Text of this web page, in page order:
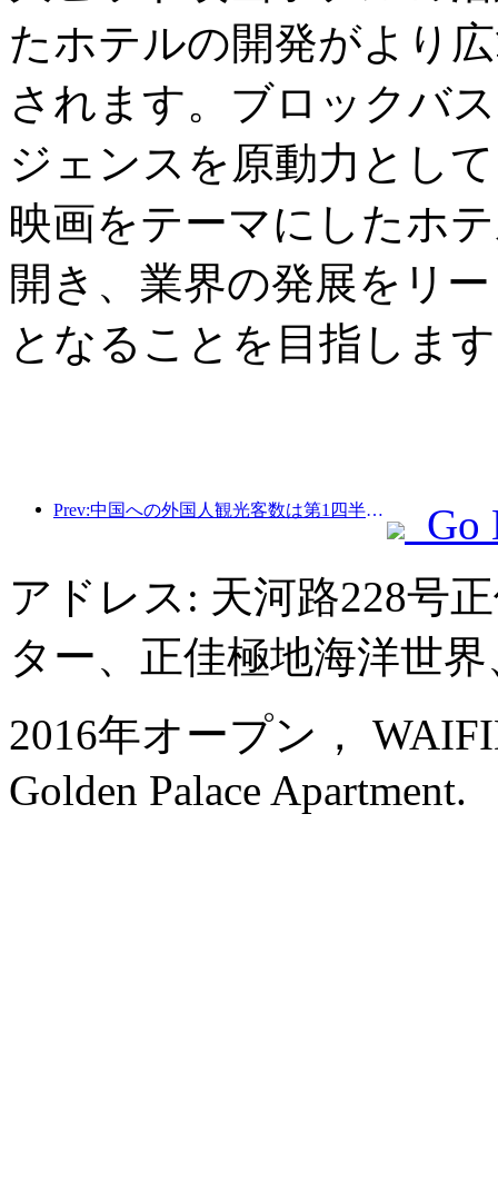
たホテルの開発がより
されます。ブロックバ
ジェンスを原動力とし
映画をテーマにしたホ
開き、業界の発展をリ
となることを目指しま
Prev:中国への外国人観光客数は第1四半期に40％増加した。
Go
アドレス: 天河路228号
ター、正佳極地海洋世
2016年オープン，
Golden Palace Apartment.